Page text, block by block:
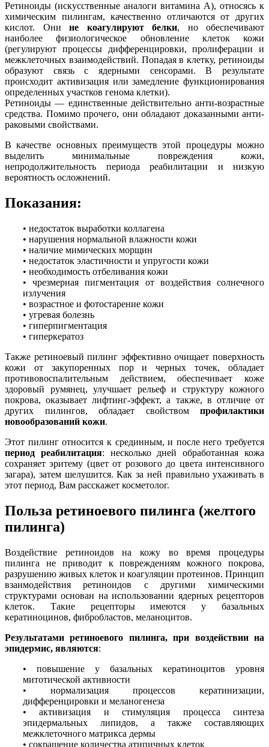
Ретиноиды (искусственные аналоги витамина A), относясь к
химическим пилингам, качественно отличаются от других
кислот. Они не коагулируют белки, но обеспечивают
наиболее физиологическое обновление клеток кожи
(регулируют процессы дифференцировки, пролиферации и
межклеточных взаимодействий. Попадая в клетку, ретиноиды
образуют связь с ядерными сенсорами. В результате
происходит активизация или замедление функционирования
определенных участков генома клетки).
Ретиноиды — единственные действительно анти-возрастные
средства. Помимо прочего, они обладают доказанными анти-
раковыми свойствами.
В качестве основных преимуществ этой процедуры можно
выделить минимальные повреждения кожи,
непродолжительность периода реабилитации и низкую
вероятность осложнений.
Показания:
• недостаток выработки коллагена
• нарушения нормальной влажности кожи
• наличие мимических морщин
• недостаток эластичности и упругости кожи
• необходимость отбеливания кожи
• чрезмерная пигментация от воздействия солнечного
излучения
• возрастное и фотостарение кожи
• угревая болезнь
• гиперпигментация
• гиперкератоз
Также ретиноевый пилинг эффективно очищает поверхность
кожи от закупоренных пор и черных точек, обладает
противовоспалительным действием, обеспечивает коже
здоровый румянец, улучшает рельеф и структуру кожного
покрова, оказывает лифтинг-эффект, а также, в отличие от
других пилингов, обладает свойством профилактики
новообразований кожи.
Этот пилинг относится к срединным, и после него требуется
период реабилитация: несколько дней обработанная кожа
сохраняет эритему (цвет от розового до цвета интенсивного
загара), затем шелушится. Как за ней правильно ухаживать в
этот период, Вам расскажет косметолог.
Польза ретиноевого пилинга (желтого
пилинга)
Воздействие ретиноидов на кожу во время процедуры
пилинга не приводит к повреждениям кожного покрова,
разрушению живых клеток и коагуляции протеинов. Принцип
взаимодействия ретиноидов с другими химическими
структурами основан на использовании ядерных рецепторов
клеток. Такие рецепторы имеются у базальных
кератиноцинов, фибробластов, меланоцитов.
Результатами ретиноевого пилинга, при воздействии на
эпидермис, являются:
• повышение у базальных кератиноцитов уровня
митотической активности
• нормализация процессов кератинизации,
дифференцировки и меланогенеза
• активизация и стимуляция процесса синтеза
эпидермальных липидов, а также составляющих
межклеточного матрикса дермы
• сокращение количества атипичных клеток